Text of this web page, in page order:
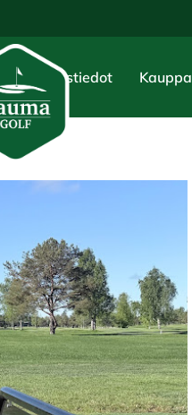
Yhteystiedot Kauppa